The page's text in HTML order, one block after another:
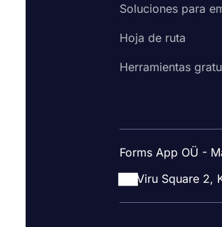
Soluciones para
Hoja de ruta
Herramientas
Forms App OÜ -
Viru Square 2,